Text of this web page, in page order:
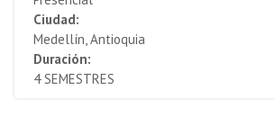
Ciudad:
Medellín, Antioquia
Duración:
4 SEMESTRES